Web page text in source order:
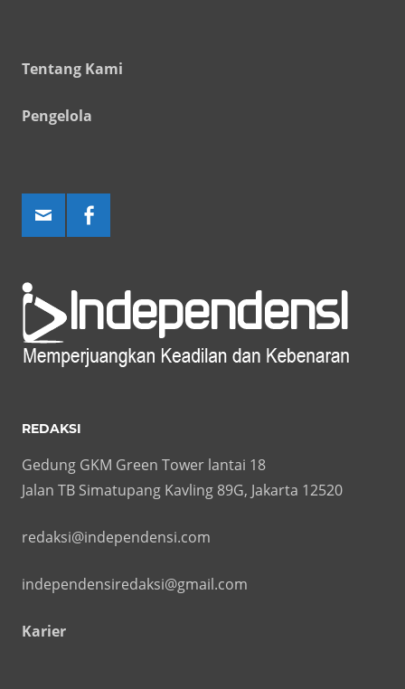
Tentang Kami
Pengelola
REDAKSI
Gedung GKM Green Tower lantai 18
Jalan TB Simatupang Kavling 89G, Jakarta 12520
redaksi@independensi.com
independensiredaksi@gmail.com
Karier